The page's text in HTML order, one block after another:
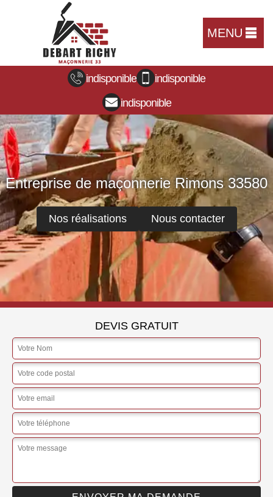
MENU
indisponible
indisponible
indisponible
Entreprise de maçonnerie Rimons 33580
Nos réalisations Nous contacter
DEVIS GRATUIT